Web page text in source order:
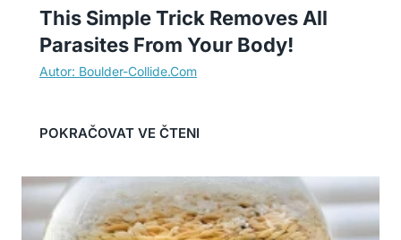
This Simple Trick Removes All
Parasites From Your Body!